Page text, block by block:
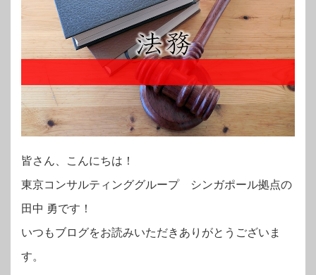
皆さん、こんにちは！
東京コンサルティンググループ シンガポール拠点の
田中 勇です！
いつもブログをお読みいただきありがとうございま
す。